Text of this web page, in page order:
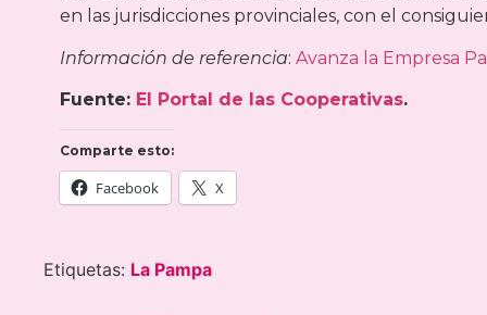
en las jurisdicciones provinciales, con el
Información de referencia: Avanza la Empresa
Fuente: El Portal de las Cooperativas.
Comparte esto:
Facebook X
Etiquetas: La Pampa